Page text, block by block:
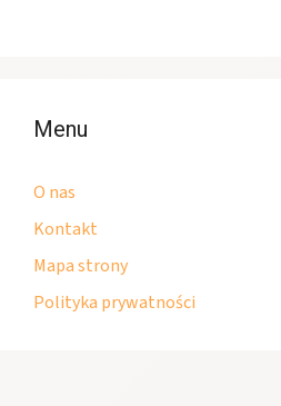
Menu
O nas
Kontakt
Mapa strony
Polityka prywatności